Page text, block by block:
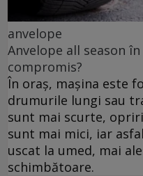
anvelope
Anvelope all season
compromis?
În oraș, mașina este
drumurile lungi sau
sunt mai scurte,
sunt mai mici, iar
uscat la umed, mai
schimbătoare.